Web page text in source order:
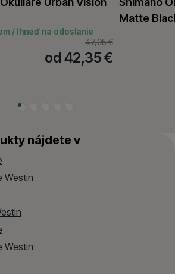
/ Ihneď na odoslanie
47,05€
od 42,35€
Matte
nájdete v
Westin
Westin